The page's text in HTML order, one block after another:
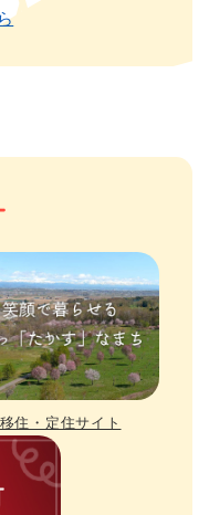
移住・定住サイト